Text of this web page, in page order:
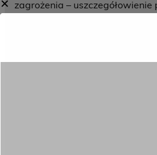
zagrożenia –
✕